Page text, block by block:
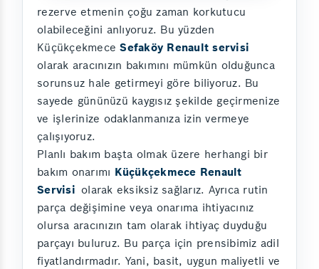
rezerve etmenin çoğu zaman korkutucu
olabileceğini anlıyoruz. Bu yüzden
KüçükçekmeceSefaköy Renault servisi
olarak aracınızın bakımını mümkün olduğunca
sorunsuz hale getirmeyi göre biliyoruz. Bu
sayede gününüzü kaygısız şekilde geçirmenize
ve işlerinize odaklanmanıza izin vermeye
çalışıyoruz.
Planlı bakım başta olmak üzere herhangi bir
bakım onarımı Küçükçekmece Renault
Servisi olarak eksiksiz sağlarız. Ayrıca rutin
parça değişimine veya onarıma ihtiyacınız
olursa aracınızın tam olarak ihtiyaç duyduğu
parçayı buluruz. Bu parça için prensibimiz adil
fiyatlandırmadır. Yani, basit, uygun maliyetli ve